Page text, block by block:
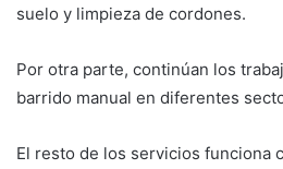
suelo y limpieza de cordones.
Por otra parte, continúan los
barrido manual en diferentes
El resto de los servicios funciona